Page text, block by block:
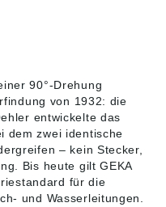
gesamten Pistole dient
zum Schutz gegen
Beschädigungen, sowie
Kälte- und
Wärmeweiterleitung des
durchfließenden
Wassers. Das Material
des Gehäuses ist aus
Messing CW617N, der
90°-Drehung
von 1932: die
entwickelte das
dem zwei identische
– kein Stecker,
Bis heute gilt GEKA
für die
und Wasserleitungen.